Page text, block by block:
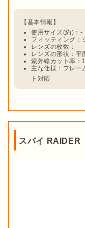
使用サイズ(約)：-
フィッティング：
レンズの枚数：-
レンズの形状：平
紫外線カット率：
主な仕様：フレー
ト対応
スパイ RAIDER